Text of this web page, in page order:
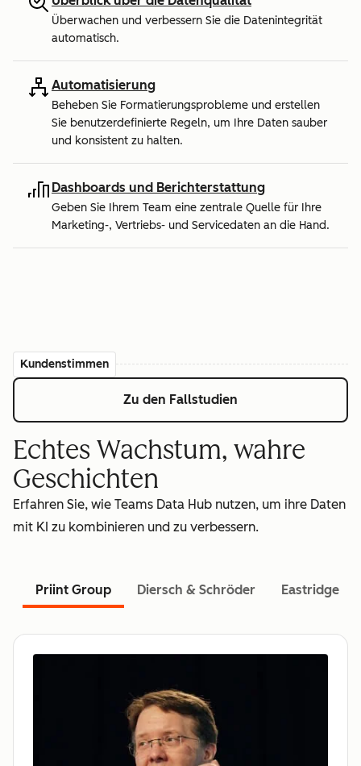
Überwachen und verbessern Sie die Datenintegrität
automatisch.
Automatisierung
Beheben Sie Formatierungsprobleme und erstellen
Sie benutzerdefinierte Regeln, um Ihre Daten sauber
und konsistent zu halten.
Dashboards und Berichterstattung
Geben Sie Ihrem Team eine zentrale Quelle für Ihre
Marketing-, Vertriebs- und Servicedaten an die Hand.
Kundenstimmen
Zu den Fallstudien
Echtes Wachstum, wahre
Geschichten
Erfahren Sie, wie Teams Data Hub nutzen, um ihre Daten
mit KI zu kombinieren und zu verbessern.
Priint Group Diersch & Schröder Eastridge